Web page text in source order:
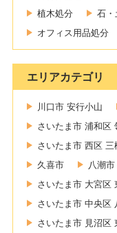
植木処分
石・
オフィス用品処分
エリアカテゴリ
川口市 安行小山
さいたま市 浦和区
さいたま市 西区 三
久喜市
八潮
さいたま市 大宮区
さいたま市 中央区
さいたま市 見沼区